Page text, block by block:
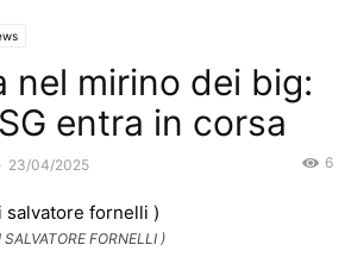
nel mirino dei big:
entra in corsa
23/04/2025 6
FORNELLI )